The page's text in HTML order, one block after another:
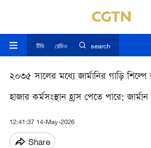
টিভি রেডিও search
২০৩৫ সালের মধ্যে জার্মানির গাড়ি
হাজার কর্মসংস্থান হ্রাস পেতে পারে:
12:41:37 14-May-2026
Share